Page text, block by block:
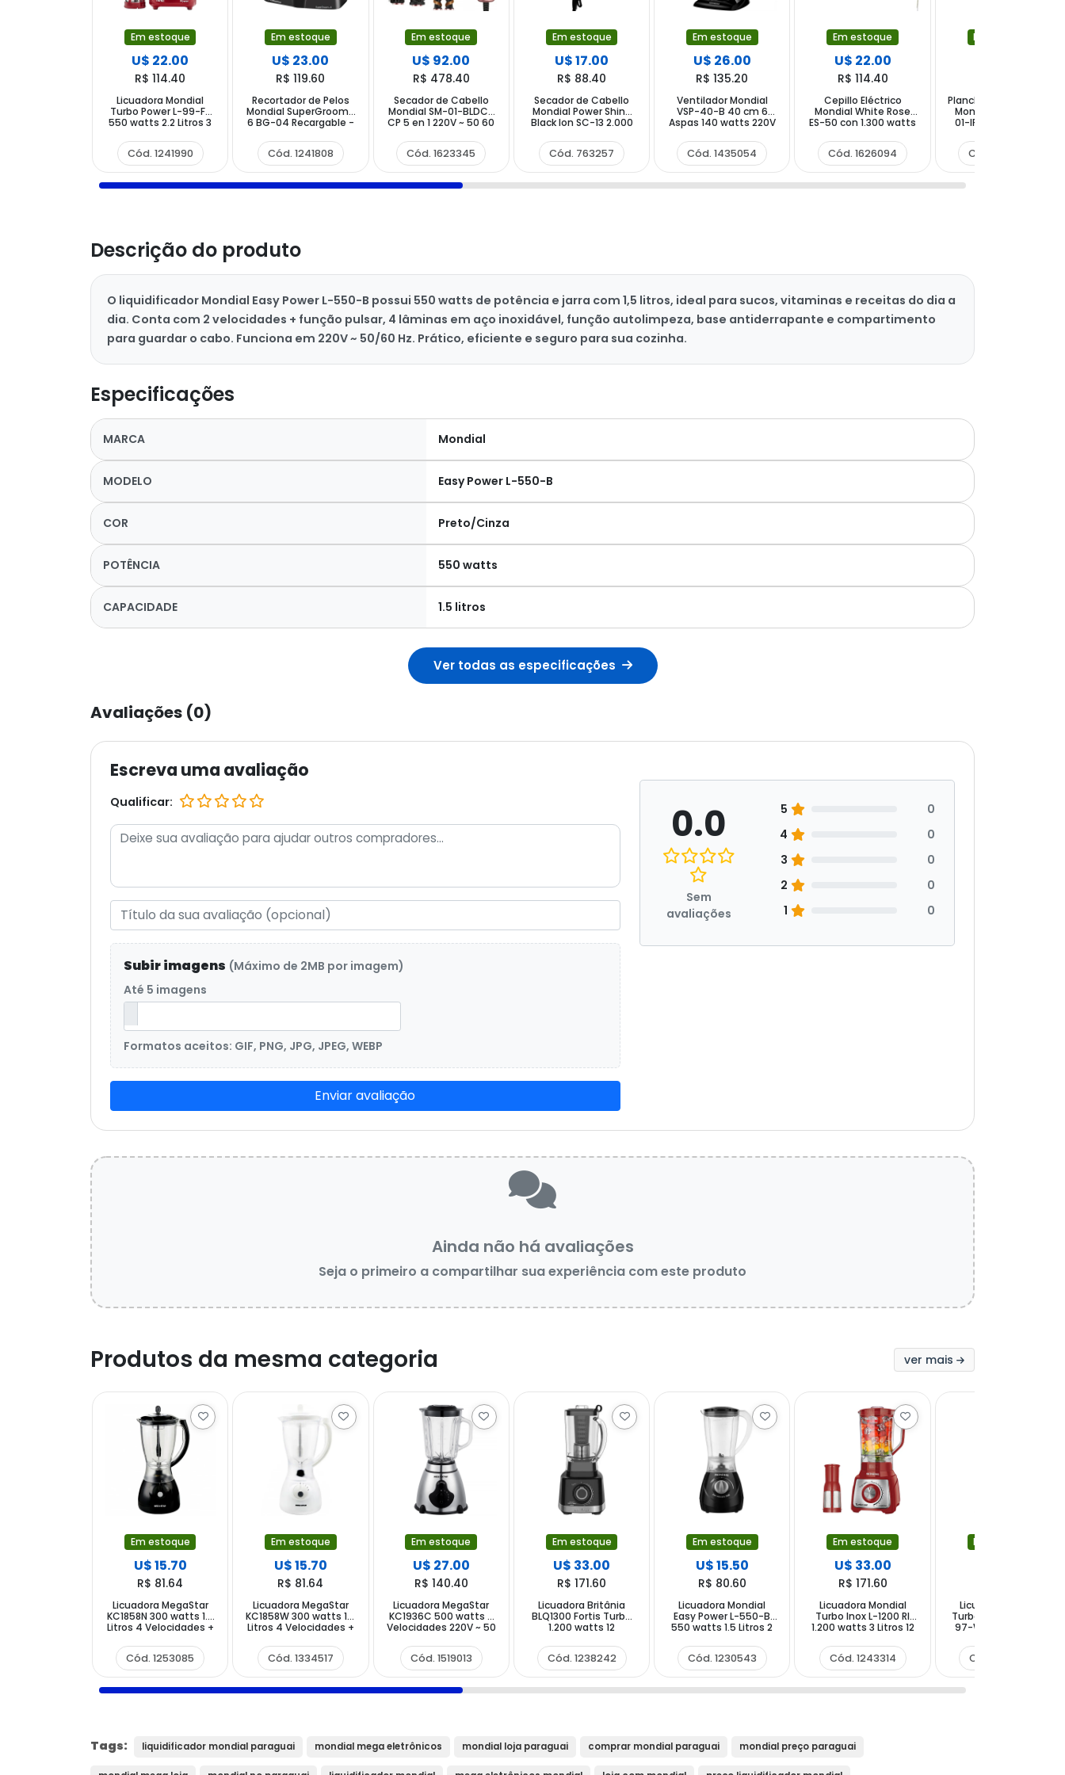
Em estoque
U$ 22.00
R$ 114.40
Licuadora Mondial
Turbo Power L-99-FR
550 watts 2.2 Litros 3
220V ~ 50 60 Hz - Roja
Cód. 1241990
Em estoque
U$ 23.00
R$ 119.60
Recortador de Pelos
Mondial SuperGroom-
6 BG-04 Recargable -
Cód. 1241808
Em estoque
U$ 92.00
R$ 478.40
Secador de Cabello
Mondial SM-01-BLDC-
CP 5 en 1 220V ~ 50 60
Cód. 1623345
Em estoque
U$ 17.00
R$ 88.40
Secador de Cabello
Mondial Power Shine
Black Ion SC-13 2.000
- Negro
Cód. 763257
Em estoque
U$ 26.00
R$ 135.20
Ventilador Mondial
VSP-40-B 40 cm 6
Aspas 140 watts 220V
Cód. 1435054
Em estoque
U$ 22.00
R$ 114.40
Cepillo Eléctrico
Mondial White Rose
ES-50 con 1.300 watts
Cód. 1626094
Em estoque
Planchita para Cabello
Mondial Infra Red P-
01-IR 230 °C Bivolt -
Cód. 1372465
Descrição do produto
O liquidificador Mondial Easy Power L-550-B possui 550 watts de potência e jarra com 1,5 litros, ideal para sucos, vitaminas e receitas do dia a
dia. Conta com 2 velocidades + função pulsar, 4 lâminas em aço inoxidável, função autolimpeza, base antiderrapante e compartimento
para guardar o cabo. Funciona em 220V ~ 50/60 Hz. Prático, eficiente e seguro para sua cozinha.
Especificações
MARCA Mondial
MODELO Easy Power L-550-B
COR Preto/Cinza
POTÊNCIA 550 watts
CAPACIDADE 1.5 litros
Ver todas as especificações
Avaliações (0)
Escreva uma avaliação
Qualificar:
Subir imagens (Máximo de 2MB por imagem)
Até 5 imagens
Formatos aceitos: GIF, PNG, JPG, JPEG, WEBP
Enviar avaliação
0.0
Sem
avaliações
5
0
4
0
3
0
2
0
1
0
Ainda não há avaliações
Seja o primeiro a compartilhar sua experiência com este produto
Produtos da mesma categoria ver mais
Em estoque
U$ 15.70
R$ 81.64
Licuadora MegaStar
KC1858N 300 watts 1.5
Litros 4 Velocidades +
- Negro
Cód. 1253085
Em estoque
U$ 15.70
R$ 81.64
Licuadora MegaStar
KC1858W 300 watts 1.5
Litros 4 Velocidades +
- Blanco
Cód. 1334517
Em estoque
U$ 27.00
R$ 140.40
Licuadora MegaStar
KC1936C 500 watts 5
Velocidades 220V ~ 50
Cód. 1519013
Em estoque
U$ 33.00
R$ 171.60
Licuadora Britânia
BLQ1300 Fortis Turbo
1.200 watts 12
220V ~ 50 60 Hz -
Negra
Cód. 1238242
Em estoque
U$ 15.50
R$ 80.60
Licuadora Mondial
Easy Power L-550-B
550 watts 1.5 Litros 2
220V ~ 50 60 Hz -
Negra Gris
Cód. 1230543
Em estoque
U$ 33.00
R$ 171.60
Licuadora Mondial
Turbo Inox L-1200 RI
1.200 watts 3 Litros 12
220V ~ 50 60 Hz - Roja
Plata
Cód. 1243314
Em estoque
Licuadora Mondial
Turbo Pratic Power L-
97-W 550 watts 2.2
Pulsar 220V ~ 50 60 Hz
- Blanco Gris
Cód. 1396683
Tags: liquidificador mondial paraguai mondial mega eletrônicos mondial loja paraguai comprar mondial paraguai mondial preço paraguai